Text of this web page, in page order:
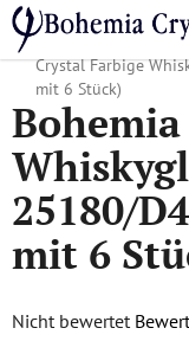
Zum
Inhalt
springen
Startseite
/
Crystal Farbige
mit 6 Stück)
25180/
mit 6
Die
Nicht bewertet